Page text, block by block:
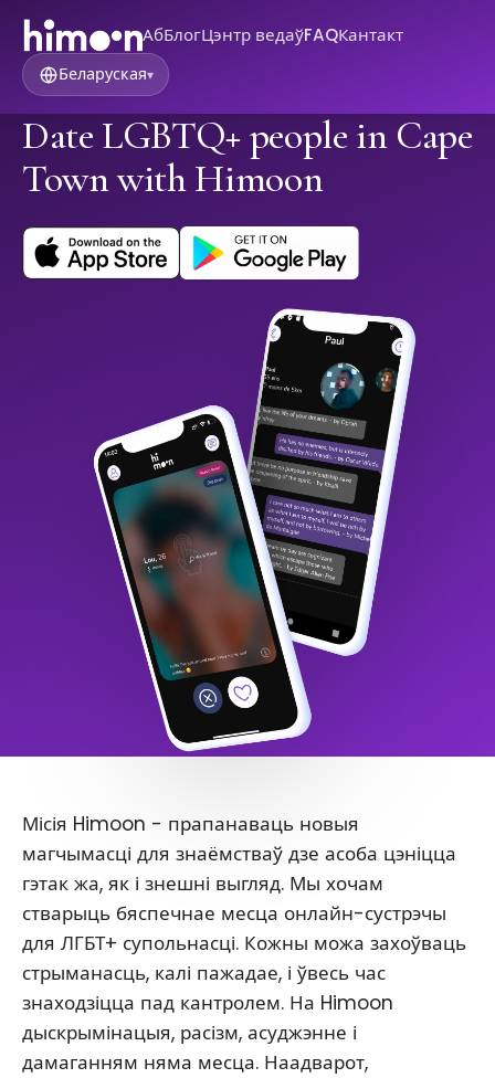
АбБлогЦэнтр ведаўFAQКантакт
Беларуская▾
Date LGBTQ+ people in Cape
Town with Himoon
Місія Himoon - прапанаваць новыя
магчымасці для знаёмстваў дзе асоба цэніцца
гэтак жа, як і знешні выгляд. Мы хочам
стварыць бяспечнае месца онлайн-сустрэчы
для ЛГБТ+ супольнасці. Кожны можа захоўваць
стрыманасць, калі пажадае, і ўвесь час
знаходзіцца пад кантролем. На Himoon
дыскрымінацыя, расізм, асуджэнне і
дамаганням няма месца. Наадварот,